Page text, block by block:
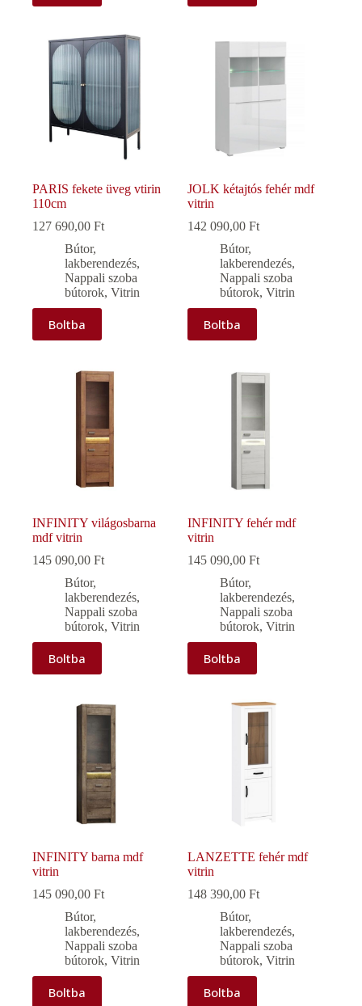
PARIS fekete üveg vtirin
110cm
127 690,00 Ft
Bútor,
lakberendezés,
Nappali szoba
bútorok, Vitrin
Boltba
JOLK kétajtós fehér mdf
vitrin
142 090,00Ft
Bútor,
lakberendezés,
Nappali szoba
bútorok,Vitrin
Boltba
INFINITY világosbarna
mdf vitrin
145 090,00 Ft
Bútor,
lakberendezés,
Nappali szoba
bútorok, Vitrin
Boltba
INFINITY fehér mdf
vitrin
145 090,00Ft
Bútor,
lakberendezés,
Nappali szoba
bútorok,Vitrin
Boltba
INFINITY barna mdf
vitrin
145 090,00 Ft
Bútor,
lakberendezés,
Nappali szoba
bútorok, Vitrin
Boltba
LANZETTE fehér mdf
vitrin
148 390,00Ft
Bútor,
lakberendezés,
Nappali szoba
bútorok,Vitrin
Boltba